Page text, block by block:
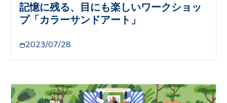
記憶に残る、目にも楽しいワークショッ
プ「カラーサンドアート」
2023/07/28